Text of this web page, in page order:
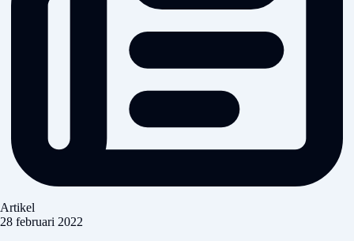
Artikel
28 februari 2022